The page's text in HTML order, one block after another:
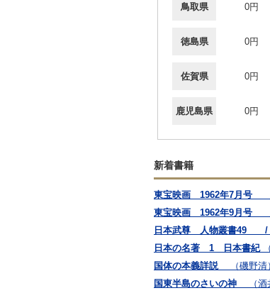
鳥取県 0円
徳島県 0円
佐賀県 0円
鹿児島県 0円
新着書籍
東宝映画 1962年7月号
東宝映画 1962年9月号
日本武尊 人物叢書49
日本の名著 1 日本書紀
国体の本義詳説
（磯野清
国東半島のさいの神
（